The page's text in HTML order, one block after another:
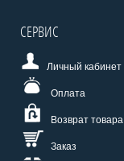
СЕРВИС
Личный кабинет
Оплата
Возврат товара
Заказ